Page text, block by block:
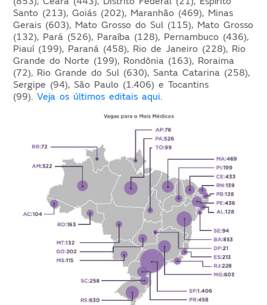
Santo (213), Goiás (202), Maranhão (469), Minas
Gerais (603), Mato Grosso do Sul (115), Mato Grosso
(132), Pará (526), Paraíba (128), Pernambuco (436),
Piauí (199), Paraná (458), Rio de Janeiro (228), Rio
Grande do Norte (199), Rondônia (163), Roraima
(72), Rio Grande do Sul (630), Santa Catarina (258),
Sergipe (94), São Paulo (1.406) e Tocantins
(99).Veja os últimos editais aqui.